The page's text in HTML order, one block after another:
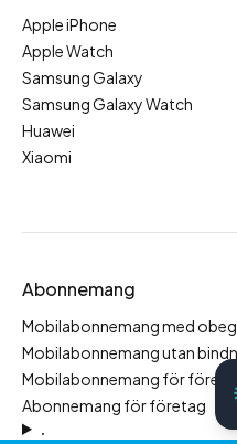
Apple iPhone
Apple Watch
Samsung Galaxy
Samsung Galaxy Watch
Huawei
Xiaomi
Abonnemang
Mobilabonnemang med
Mobilabonnemang utan
Mobilabonnemang för
Abonnemang för företag
.